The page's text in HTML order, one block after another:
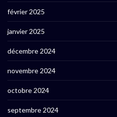
février 2025
janvier 2025
décembre 2024
novembre 2024
octobre 2024
septembre 2024